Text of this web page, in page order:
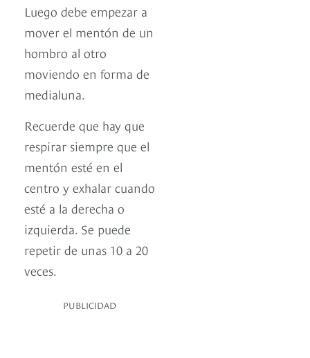
Luego debe empezar a
mover el mentón de un
hombro al otro
moviendo en forma de
medialuna.
Recuerde que hay que
respirar siempre que el
mentón esté en el
centro y exhalar cuando
esté a la derecha o
izquierda. Se puede
repetir de unas 10 a 20
veces.
PUBLICIDAD